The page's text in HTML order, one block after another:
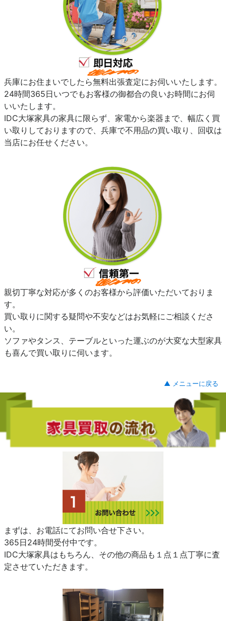
兵庫にお住まいでしたら無料出張査定にお伺いいたします。
24時間365日いつでもお客様の御都合の良いお時間にお伺
いいたします。
IDC大塚家具の家具に限らず、家電から楽器まで、幅広く買
い取りしておりますので、兵庫で不用品の買い取り、回収は
当店にお任せください。
親切丁寧な対応が多くのお客様から評価いただいておりま
す。
買い取りに関する疑問や不安などはお気軽にご相談くださ
い。
ソファやタンス、テーブルといった運ぶのが大変な大型家具
も喜んで買い取りに伺います。
▲ メニューに戻る
まずは、お電話にてお問い合せ下さい。
365日24時間受付中です。
IDC大塚家具はもちろん、その他の商品も１点１点丁寧に査
定させていただきます。